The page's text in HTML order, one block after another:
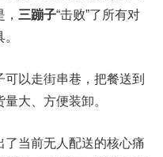
三蹦子“击败”了所有对
可以走街串巷，把餐送到
大、方便装卸。
了当前无人配送的核心痛